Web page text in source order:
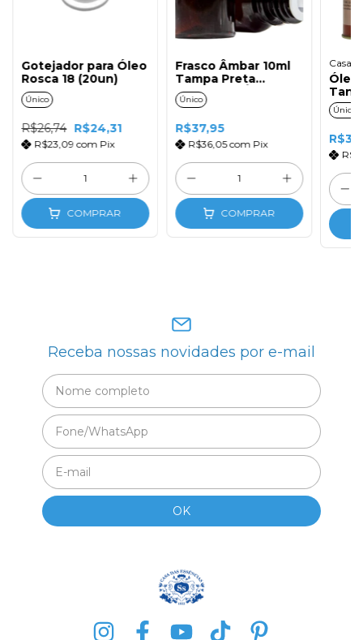
Gotejador para Óleo
Rosca 18 (20un)
Único
R$26,74 R$24,31
R$23,09 com Pix
COMPRAR
Frasco Âmbar 10ml
Tampa Preta
Gotejador Óleo
(20un)
Único
R$37,95
R$36,05com Pix
COMPRAR
Casa
Óleo
Único
Receba nossas novidades por e-mail